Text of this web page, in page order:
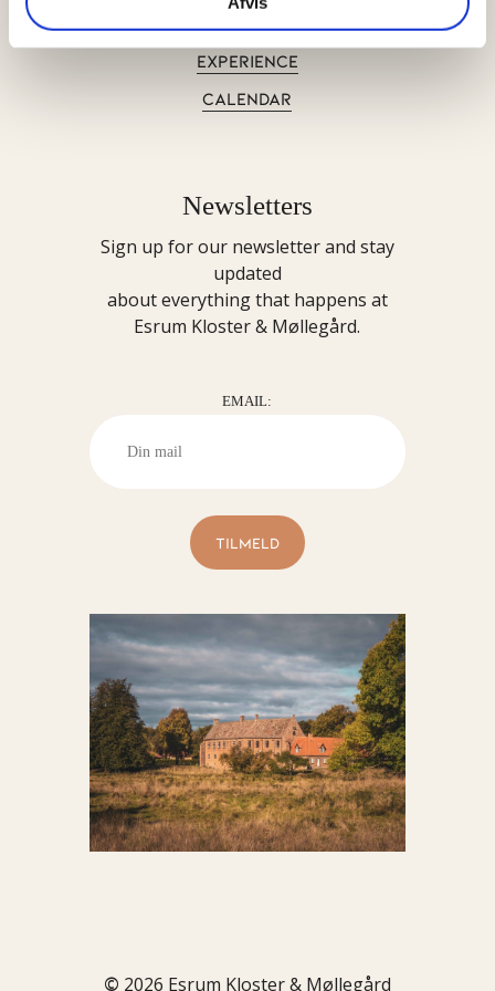
Newsletters
Sign up for our newsletter and stay
updated
about everything that happens at
Esrum Kloster & Møllegård.
EMAIL:
CONTACT US
EXPERIENCE
CALENDAR
© 2026 Esrum Kloster & Møllegård